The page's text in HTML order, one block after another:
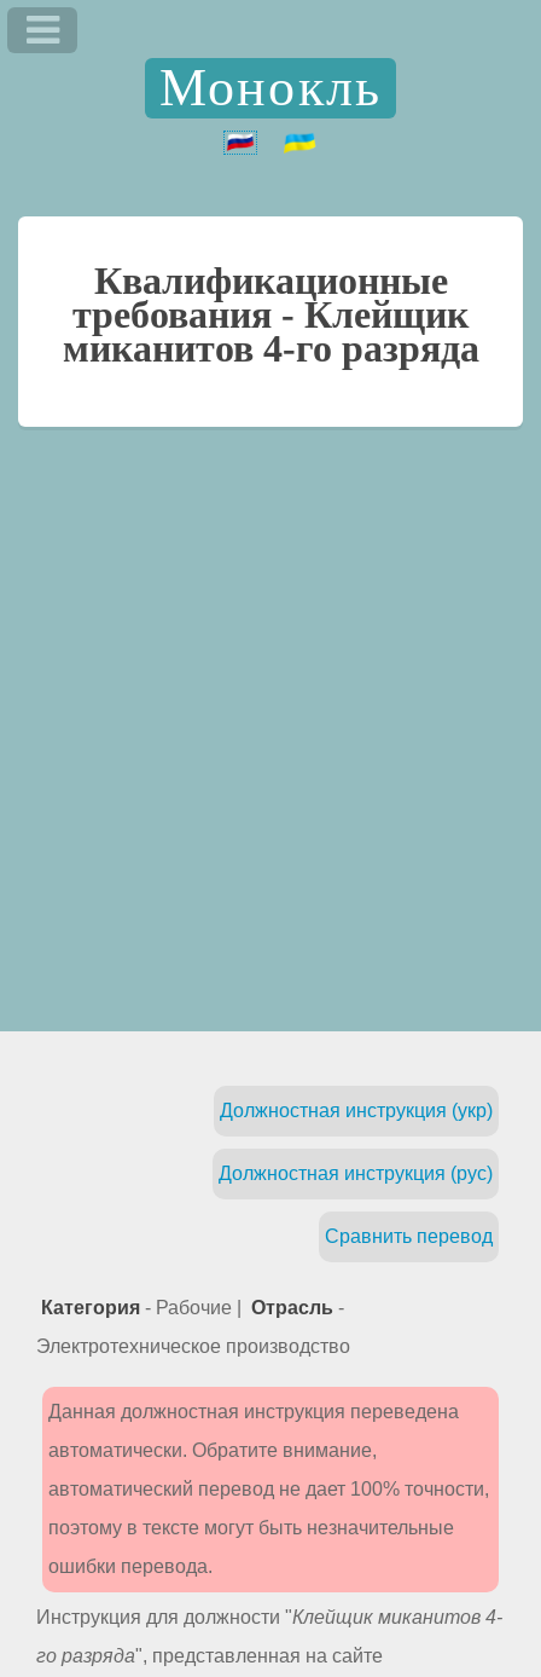
Монокль
Квалификационные
требования - Клейщик
миканитов 4-го разряда
Должностная инструкция (укр)
Должностная инструкция (рус)
Сравнить перевод
Категория - Рабочие | Отрасль -
Электротехническое производство
Данная должностная инструкция переведена
автоматически. Обратите внимание,
автоматический перевод не дает 100% точности,
поэтому в тексте могут быть незначительные
ошибки перевода.
Инструкция для должности "Клейщик миканитов 4-
го разряда", представленная на сайте